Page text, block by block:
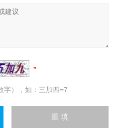
字），如：三加四=7